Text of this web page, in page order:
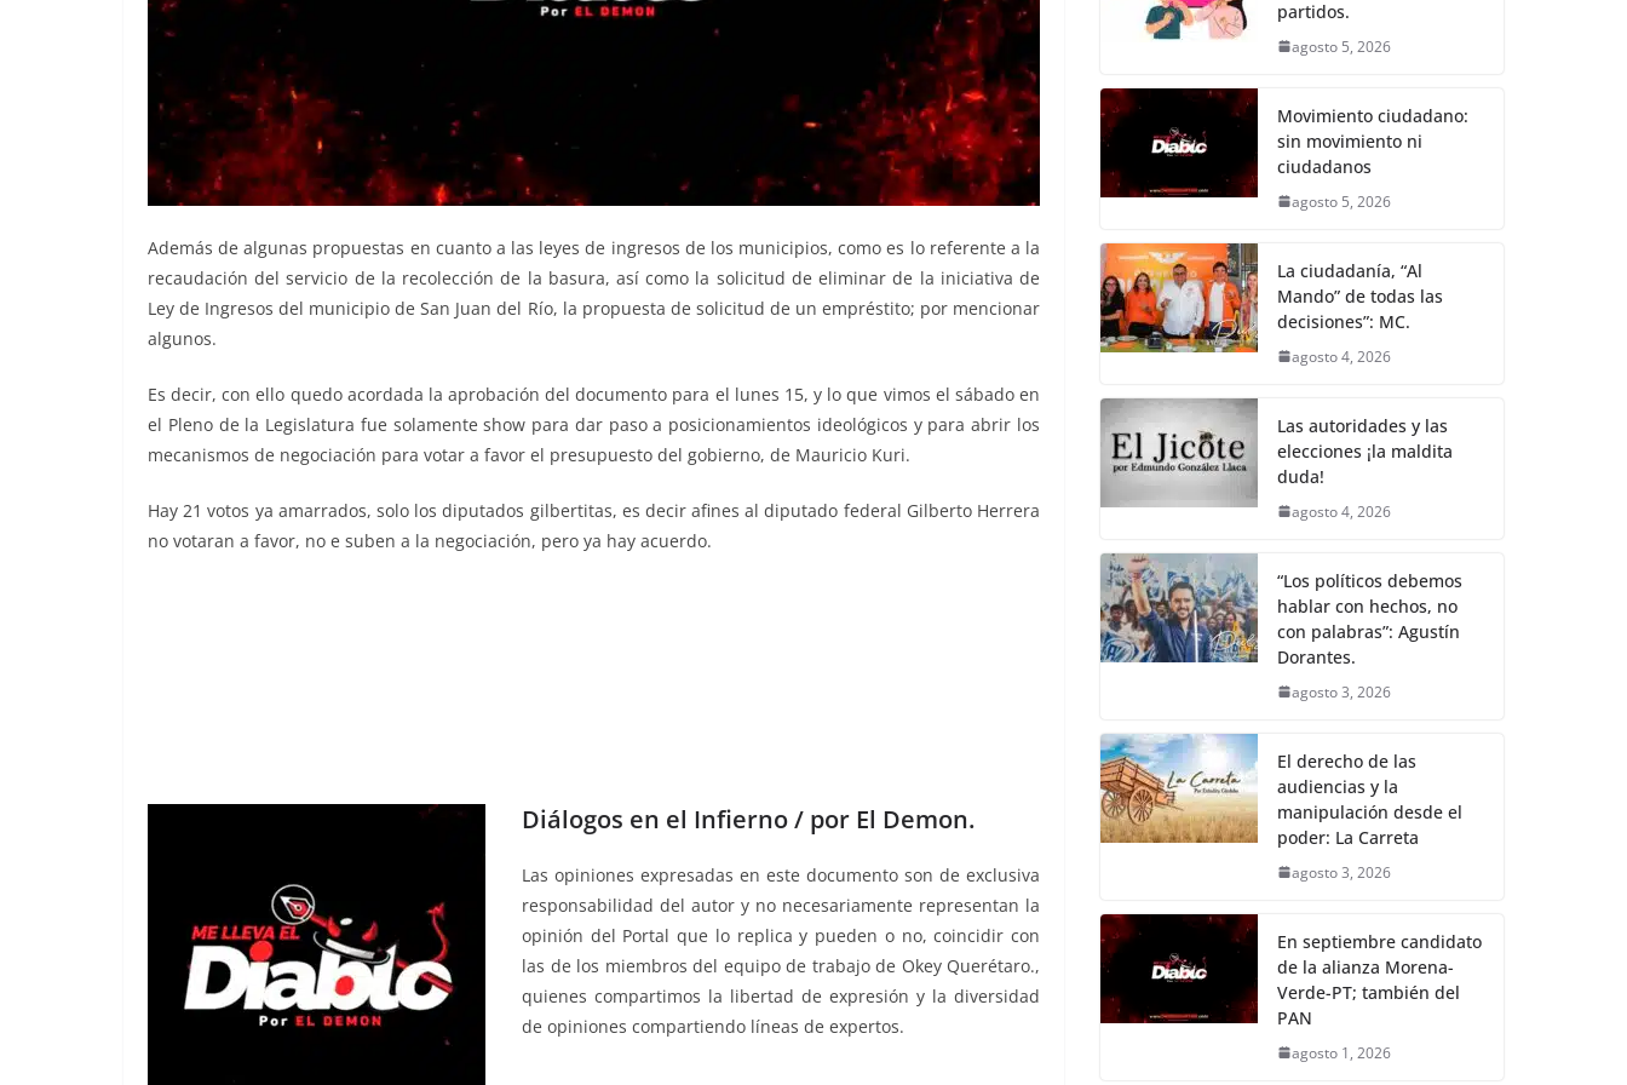
Además de algunas propuestas en cuanto a las leyes de ingresos de los municipios, como es lo referente a la
recaudación del servicio de la recolección de la basura, así como la solicitud de eliminar de la iniciativa de
Ley de Ingresos del municipio de San Juan del Río, la propuesta de solicitud de un empréstito; por mencionar
algunos.
Es decir, con ello quedo acordada la aprobación del documento para el lunes 15, y lo que vimos el sábado en
el Pleno de la Legislatura fue solamente show para dar paso a posicionamientos ideológicos y para abrir los
mecanismos de negociación para votar a favor el presupuesto del gobierno, de Mauricio Kuri.
Hay 21 votos ya amarrados, solo los diputados gilbertitas, es decir afines al diputado federal Gilberto Herrera
no votaran a favor, no e suben a la negociación, pero ya hay acuerdo.
Diálogos en el Infierno / por El Demon.
Las opiniones expresadas en este documento son de exclusiva
responsabilidad del autor y no necesariamente representan la
opinión del Portal que lo replica y pueden o no, coincidir con
las de los miembros del equipo de trabajo de Okey Querétaro.,
quienes compartimos la libertad de expresión y la diversidad
de opiniones compartiendo líneas de expertos.
partidos.
agosto 5, 2026
Movimiento ciudadano:
sin movimiento ni
ciudadanos
agosto 5, 2026
La ciudadanía, “Al
Mando” de todas las
decisiones”: MC.
agosto 4, 2026
Las autoridades y las
elecciones ¡la maldita
duda!
agosto 4, 2026
“Los políticos debemos
hablar con hechos, no
con palabras”: Agustín
Dorantes.
agosto 3, 2026
El derecho de las
audiencias y la
manipulación desde el
poder: La Carreta
agosto 3, 2026
En septiembre candidato
de la alianza Morena-
Verde-PT; también del
PAN
agosto 1, 2026